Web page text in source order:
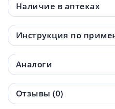
Наличие в аптеках
Инструкция по
Аналоги
Отзывы (0)